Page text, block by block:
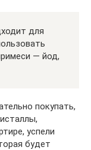
для
— йод,
покупать,
успели
будет